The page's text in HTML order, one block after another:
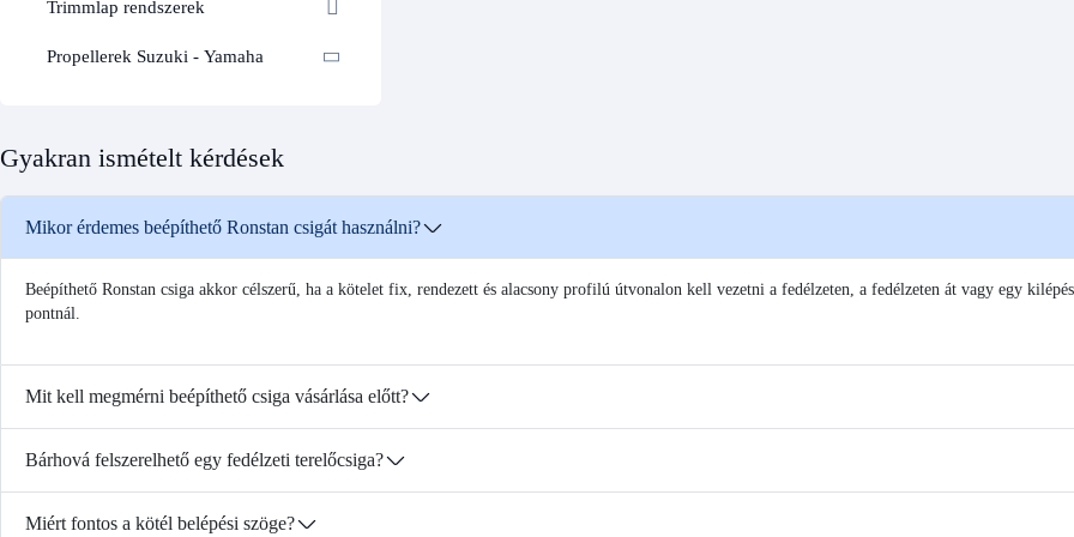
Trimmlap rendszerek
Propellerek Suzuki - Yamaha
Gyakran ismételt kérdések
Mikor érdemes beépíthető Ronstan csigát használni?
Beépíthető Ronstan csiga akkor célszerű, ha a kötelet fix, rendezett és alacsony profilú útvonalon kell vezetni a fedélzeten, a fedélzeten át vagy egy
pontnál.
Mit kell megmérni beépíthető csiga vásárlása előtt?
Bárhová felszerelhető egy fedélzeti terelőcsiga?
Miért fontos a kötél belépési szöge?